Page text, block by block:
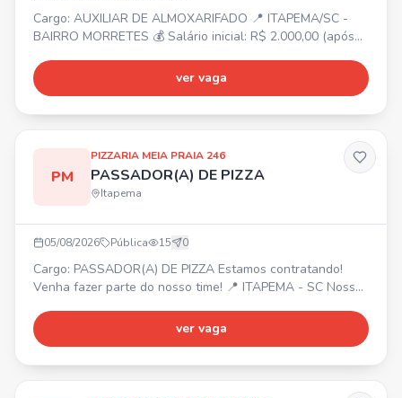
Cargo: AUXILIAR DE ALMOXARIFADO 📍 ITAPEMA/SC -
BAIRRO MORRETES 💰 Salário inicial: R$ 2.000,00 (após
sexta-feira 📋 Atividades: Organizar e cuidar do estoque;
Contar e conferir o estoque; Entregar peças e materiais à
ver vaga
PM
PIZZARIA MEIA PRAIA 246
PASSADOR(A) DE PIZZA
Itapema
05/08/2026 Pública 15 0
Cargo: PASSADOR(A) DE PIZZA Estamos contratando!
Venha fazer parte do nosso time! 📍 ITAPEMA - SC Nossa
oportunidade de crescimento, reconhecimento e
valorização. Interessados, entrem em contato com Gabriel
ver vaga